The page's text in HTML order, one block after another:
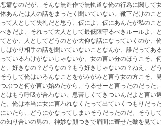
悪癖なのだが、そんな無造作で無軌道な俺の行為に関して
体あんたは人の話をまったく聞いていない、靴下だけのこ
って人として失礼だと思う、仮によ、仮にあんたが私のこ
べきだよ、それって大人として最低限守るべきルールよ、
てとか、人としてどうのとか大仰な話になっていくのか、
しばかり相手の話を聞いていないことなんか、誰だってあ
っているわけがないじゃないか。女の言い分のほうこそ、
と、好きなの？どうなの？もう好きじゃないの？ねえ、ど
そうして俺はいろんなことをがみがみと言う女の方こそ
つぶつと何か言い始めたから、うるせーと言ったのだった
とはもう呼吸が合わない、息苦しくてきついんだよと言
た。俺は本当に女に言われなくたって出ていくつもりだっ
にいたら、どうにかなってしまいそうだったのだ。そうし
の知り合いの男の、神妙な顔つきで眉間に寄せた皺を見て